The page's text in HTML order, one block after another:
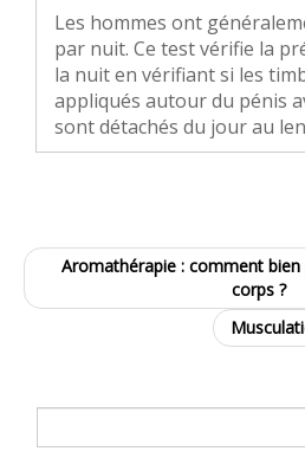
Les hommes ont
par nuit. Ce test vérifie la
la nuit en vérifiant si les
appliqués autour du pénis
sont détachés du jour au
Aromathérapie : comment
corps ?